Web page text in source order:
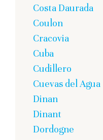
Costa Daurada
Coulon
Cracovia
Cuba
Cudillero
Cuevas del Agua
Dinan
Dinant
Dordogne